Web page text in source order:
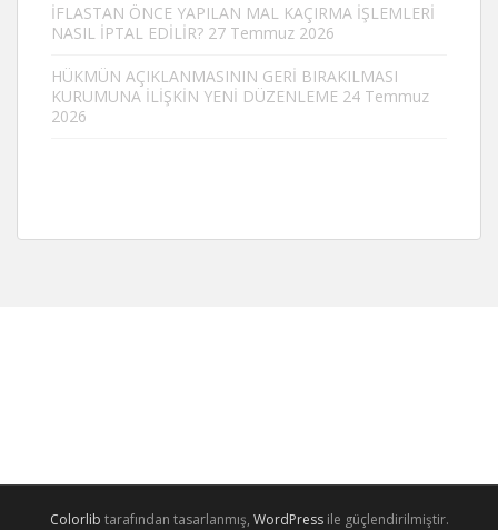
İFLASTAN ÖNCE YAPILAN MAL KAÇIRMA İŞLEMLERİ
NASIL İPTAL EDİLİR? 27 Temmuz 2026
HÜKMÜN AÇIKLANMASININ GERİ BIRAKILMASI
KURUMUNA İLİŞKİN YENİ DÜZENLEME 24 Temmuz
2026
Colorlib tarafından tasarlanmış, WordPressile güçlendirilmiştir.